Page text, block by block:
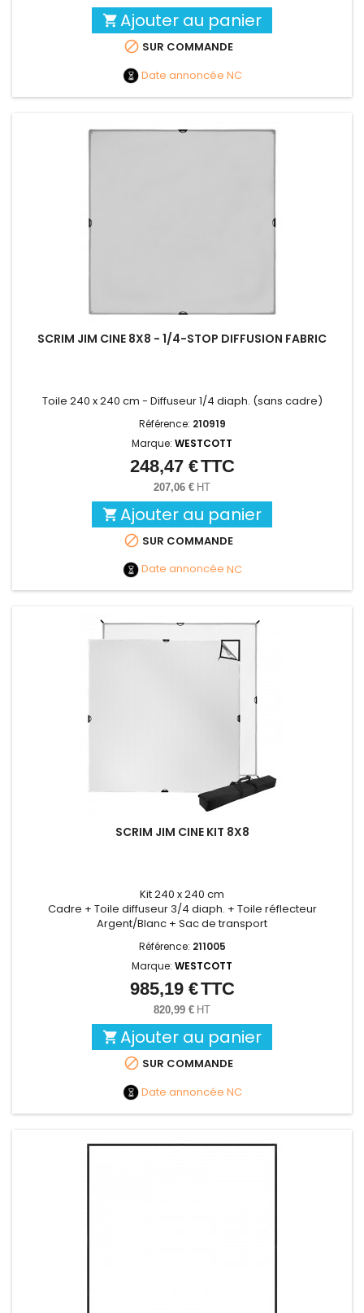
 Ajouter au panier
 SUR COMMANDE
Date annoncée NC
SCRIM JIM CINE 8X8 - 1/4-STOP DIFFUSION FABRIC
Toile 240 x 240 cm - Diffuseur 1/4 diaph. (sans cadre)
Référence: 210919
Marque: WESTCOTT
Prix
248,47 €TTC
207,06 € HT
 Ajouter au panier
 SUR COMMANDE
Date annoncée NC
SCRIM JIM CINE KIT 8X8
Kit 240 x 240 cm
Cadre + Toile diffuseur 3/4 diaph. + Toile réflecteur
Argent/Blanc + Sac de transport
Référence: 211005
Marque: WESTCOTT
Prix
985,19 €TTC
820,99 € HT
 Ajouter au panier
 SUR COMMANDE
Date annoncée NC